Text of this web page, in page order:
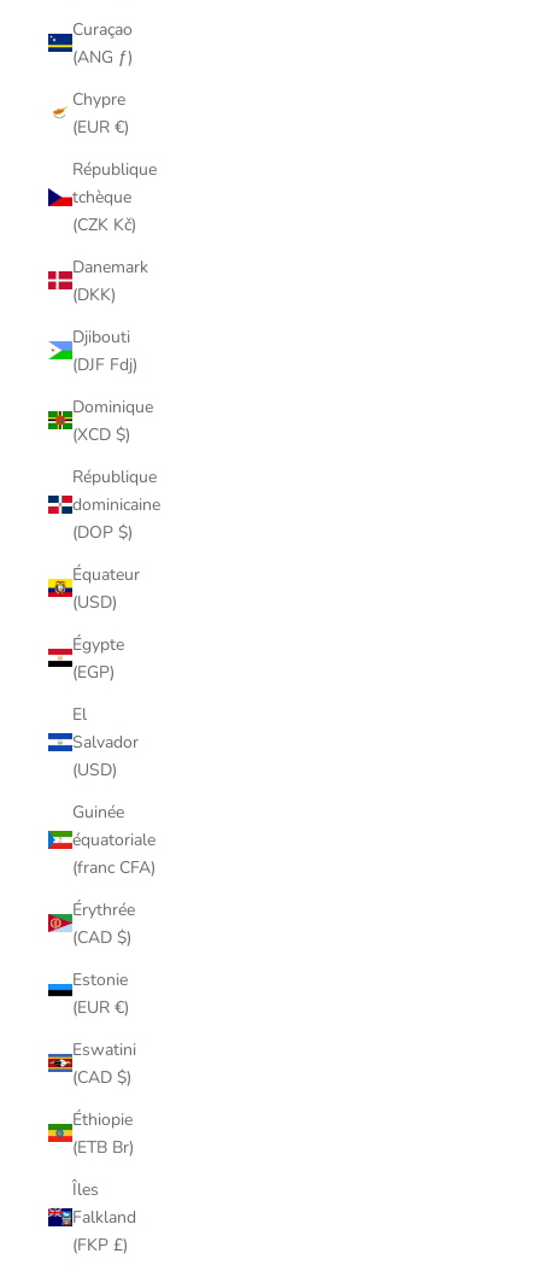
Curaçao
(ANG ƒ)
Chypre
(EUR €)
République
tchèque
(CZK Kč)
Danemark
(DKK)
Djibouti
(DJF Fdj)
Dominique
(XCD $)
République
dominicaine
(DOP $)
Équateur
(USD)
Égypte
(EGP)
El
Salvador
(USD)
Guinée
équatoriale
(franc CFA)
Érythrée
(CAD $)
Estonie
(EUR €)
Eswatini
(CAD $)
Éthiopie
(ETB Br)
Îles
Falkland
(FKP £)